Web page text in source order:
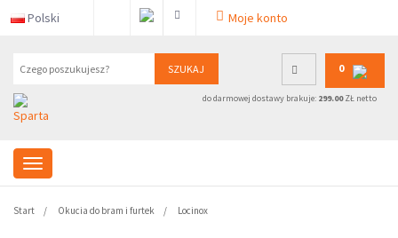
Polski Moje konto
SZUKAJ 0
do darmowej dostawy brakuje: 299.00ZŁ netto
Start Okucia do bram i furtek Locinox